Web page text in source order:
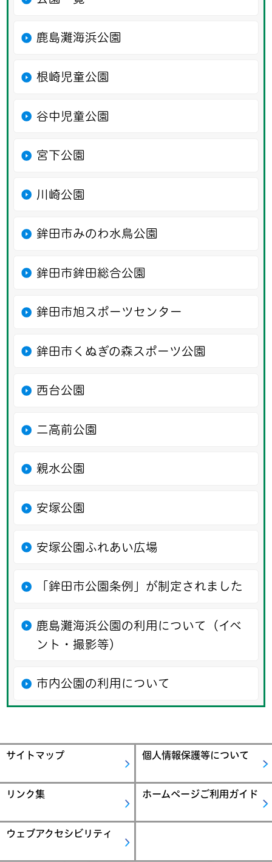
鹿島灘海浜公園
根崎児童公園
谷中児童公園
宮下公園
川崎公園
鉾田市みのわ水鳥公園
鉾田市鉾田総合公園
鉾田市旭スポーツセンター
鉾田市くぬぎの森スポーツ公園
西台公園
二高前公園
親水公園
安塚公園
安塚公園ふれあい広場
「鉾田市公園条例」が制定されました
鹿島灘海浜公園の利用について（イベ
ント・撮影等）
市内公園の利用について
サイトマップ 個人情報保護等について
リンク集 ホームページご利用ガイド
ウェブアクセシビリティ